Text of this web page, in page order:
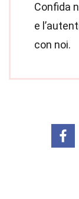
Confida
e
con noi.